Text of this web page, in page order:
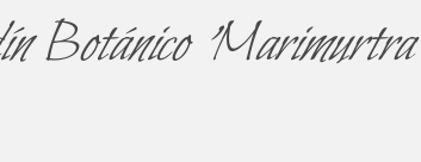
Botánico 'Marimurtra'